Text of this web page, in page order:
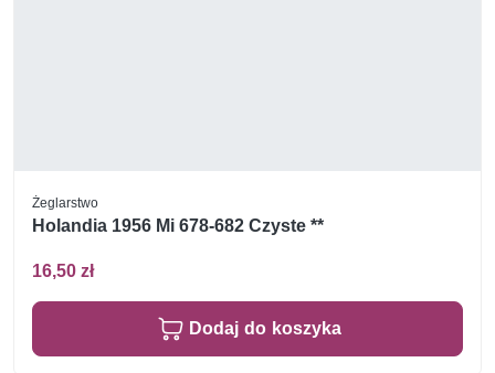
Żeglarstwo
Holandia 1956 Mi 678-682 Czyste **
16,50 zł
Dodaj do koszyka